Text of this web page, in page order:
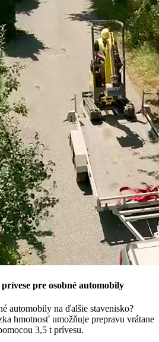
pre osobné automobily
automobily na ďalšie stavenisko?
hmotnosť umožňuje prepravu vrátane
3,5 t prívesu.